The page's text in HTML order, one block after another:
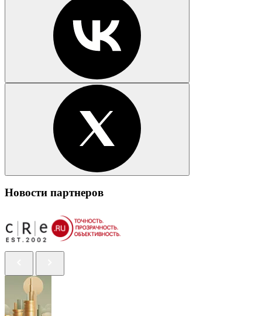
Новости партнеров